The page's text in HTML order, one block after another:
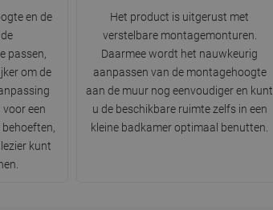
en de
passen,
om de
een
kunt
Het product is uitgerust met
verstelbare montagemonturen.
Daarmee wordt het nauwkeurig
aanpassen van de montagehoogte
aan de muur nog eenvoudiger en kunt
u de beschikbare ruimte zelfs in een
kleine badkamer optimaal benutten.